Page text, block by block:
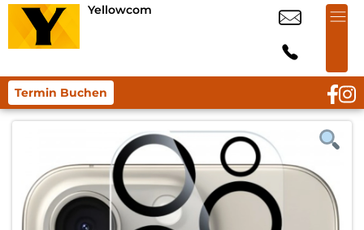
Yellowcom
Termin Buchen